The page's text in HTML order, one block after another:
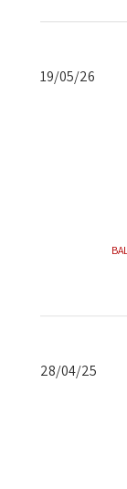
תאריך19/05/26
28/04/25